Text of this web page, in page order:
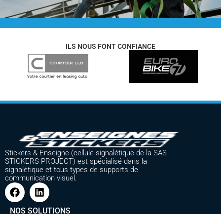
ILS NOUS FONT CONFIANCE
Stickers & Enseigne (cellule signalétique de la SAS
STICKERS PROJECT) est spécialisé dans la
signalétique et tous types de supports de
communication visuel.
NOS SOLUTIONS